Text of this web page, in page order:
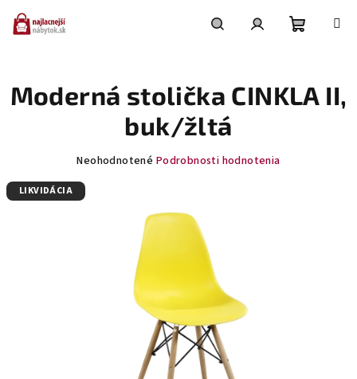
obsah
košík
Moderná stolička CINKLA II,
buk/žltá
Priemerné
produktu
hviezdičiek.
Neohodnotené Podrobnosti hodnotenia
LIKVIDÁCIA